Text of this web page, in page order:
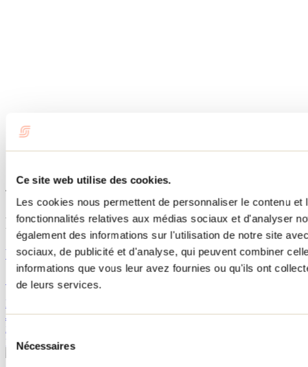
Ce site web utilise des cookies.
Les cookies nous permettent de personnaliser le contenu
fonctionnalités relatives aux médias sociaux et d'analyser
également des informations sur l'utilisation de notre site
sociaux, de publicité et d'analyse, qui peuvent combiner
informations que vous leur avez fournies ou qu'ils ont
de leurs services.
Sélection
du Nécessaires
Tourisme Lanaudière www.lanaudiere.ca
Publications reliées
Vignoble Saint-Gabriel : 100 % BIO et plus!
14 juillet 2016
Le weekend dernier, j’ai eu le privilège d’être invité par Paul et
Johanne, les propriétaires du Vignoble Saint-Gabriel, à visiter leurs
paradis terrestre où l’esthétique est au...